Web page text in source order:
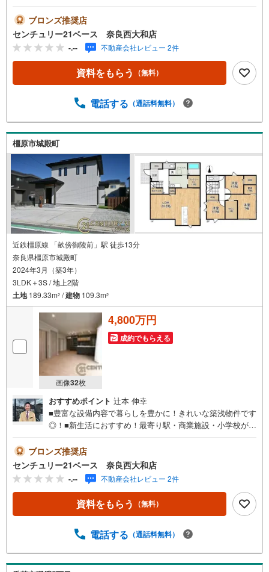
まず営業中！・お仕事終わりのお時間でもご見学可！・今
から見たい！というお声にもご対応できます！◇住宅ロー
ンもお任せください！◇・提携銀行多数あり（地方銀行・
都市銀行・信用金庫etc）・優遇後適用金利 0.875％～（審
査内容により異なります）--- ◇◇ Yahoo！不動産キャンペ
ーン対象店舗 ◇◇ ----当店で物件を成約いただくとPayPay
ャンペーン】の対象になります。「資料をもらう」「見学
AN IDでログインのうえお問い合わせください。----------------
-------------
ブロンズ推奨店
センチュリー21ベース 奈良西大和店
-.-- 不動産会社レビュー 2件
資料をもらう （無料）
電話する （通話料無料）
橿原市城殿町
近鉄橿原線 「畝傍御陵前」駅 徒歩13分
奈良県橿原市城殿町
2024年3月（築3年）
3LDK＋3S / 地上2階
土地189.33m2 /建物 109.3m2
画像32枚
4,800万円
成約でもらえる
おすすめポイント 辻本 伸幸
■豊富な設備内容で暮らしを豊かに！きれいな築浅物件です
◎！■新生活におすすめ！最寄り駅・商業施設・小学校が徒
中！・お仕事終わりのお時間でもご見学可！・今から見た
い！というお声にもご対応できます！◇住宅ローンもお任
せください！◇・提携銀行多数あり（地方銀行・都市銀
行・信用金庫etc）・優遇後適用金利 0.875％～（審査内容
により異なります）--- ◇◇ Yahoo！不動産キャンペーン対
象店舗 ◇◇ ----当店で物件を成約いただくとPayPayボーナ
ーン】の対象になります。「資料をもらう」「見学予約を
でログインのうえお問い合わせください。------------------------
-----
ブロンズ推奨店
センチュリー21ベース 奈良西大和店
-.-- 不動産会社レビュー 2件
資料をもらう （無料）
電話する （通話料無料）